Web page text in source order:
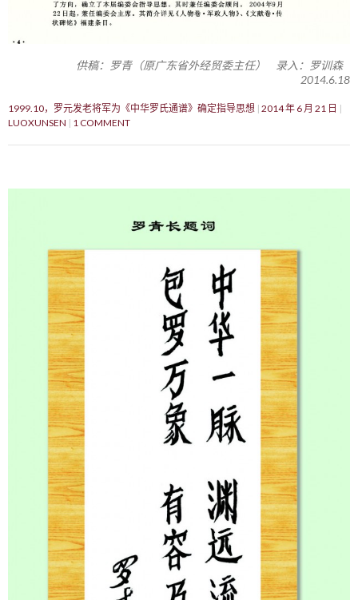
供稿：罗青（原广东省外经贸委主任） 录入：罗训森
2014.6.18
1999.10，罗元发老将军为《中华罗氏通谱》确定指导思想 2014 年 6 月 21 日
LUOXUNSEN
1 COMMENT